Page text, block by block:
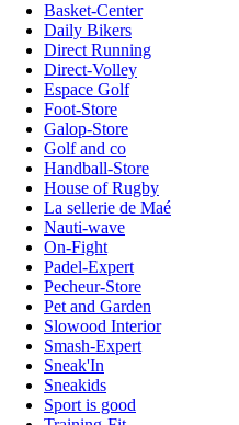
Basket-Center
Daily Bikers
Direct Running
Direct-Volley
Espace Golf
Foot-Store
Galop-Store
Golf and co
Handball-Store
House of Rugby
La sellerie de Maé
Nauti-wave
On-Fight
Padel-Expert
Pecheur-Store
Pet and Garden
Slowood Interior
Smash-Expert
Sneak'In
Sneakids
Sport is good